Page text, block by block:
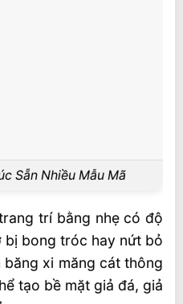
Sẵn Nhiều Mẫu Mã
trí bằng nhẹ có độ
bị bong tróc hay nứt bỏ
xi măng cát thông
tạo bề mặt giả đá, giả